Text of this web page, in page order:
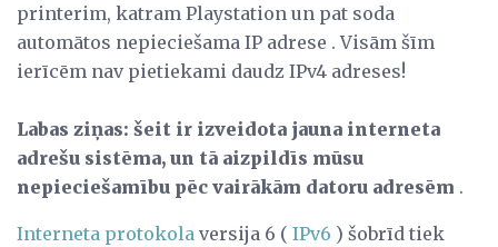
printerim, katram Playstation un pat soda
automātos nepieciešama IP adrese . Visām šīm
ierīcēm nav pietiekami daudz IPv4 adreses!
Labas ziņas: šeit ir izveidota jauna interneta
adrešu sistēma, un tā aizpildīs mūsu
nepieciešamību pēc vairākām datoru adresēm .
Interneta protokola versija 6 ( IPv6 ) šobrīd tiek